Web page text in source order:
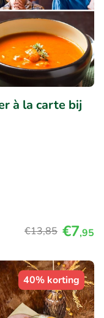
à la carte bij
€13,85 €7,95
40% korting